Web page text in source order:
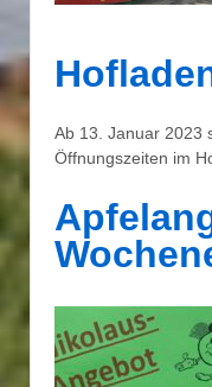
Ab 13. Januar 2023
Öffnungszeiten im